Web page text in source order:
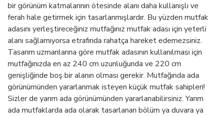
bir görünüm katmalarının ötesinde alanı daha kullanışlı ve
ferah hale getirmek için tasarlanmışlardır. Bu yüzden mutfak
adasını yerleştireceğiniz mutfağınız mutfak adası için yeterli
alanı sağlamıyorsa etrafında rahatça hareket edemezsiniz.
Tasarım uzmanlarına göre mutfak adasının kullanılması için
mutfağınızda en az 240 cm uzunluğunda ve 220 cm
genişliğinde boş bir alanın olması gerekir. Mutfağında ada
görünümünden yararlanmak isteyen küçük mutfak sahipleri!
Sizler de yarım ada görünümünden yararlanabilirsiniz. Yarım
ada mutfaklarda ada olarak tasarlanan bölüm ya duvara ya